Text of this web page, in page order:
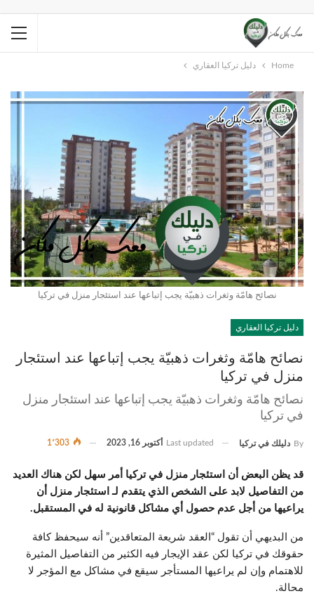
Home دليل تركيا العقاري
نصائح هامّة وثغرات ذهبيّة يجب إتباعها عند استئجار منزل في تركيا
دليل تركيا العقاري
نصائح هامّة وثغرات ذهبيّة يجب إتباعها عند استئجار
منزل في تركيا
نصائح هامّة وثغرات ذهبيّة يجب إتباعها عند استئجار منزل
في تركيا
By دليلك في تركيا Last updated أكتوبر 16, 2023
قد يظن البعض أن استئجار منزل في تركيا أمر سهل لكن هناك العديد
من التفاصيل لابد على الشخص الذي يتقدم لـ استئجار منزل أن
يراعيها من أجل عدم حصول أي مشاكل قانونية له في المستقبل.
من البديهي أن تقول “العقد شريعة المتعاقدين” أنه سيحفظ كافة
حقوقك في تركيا لكن عقد الإيجار فيه الكثير من التفاصيل المثيرة
للاهتمام وإن لم يراعيها المستأجر سيقع في مشاكل مع المؤجر لا
محالة.